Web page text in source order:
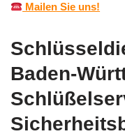
Mailen Sie uns!
Baden-